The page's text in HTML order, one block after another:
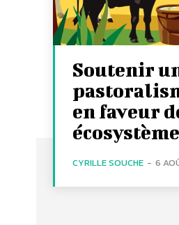
Soutenir
en faveur
CYRILLE SOUCHE - 6